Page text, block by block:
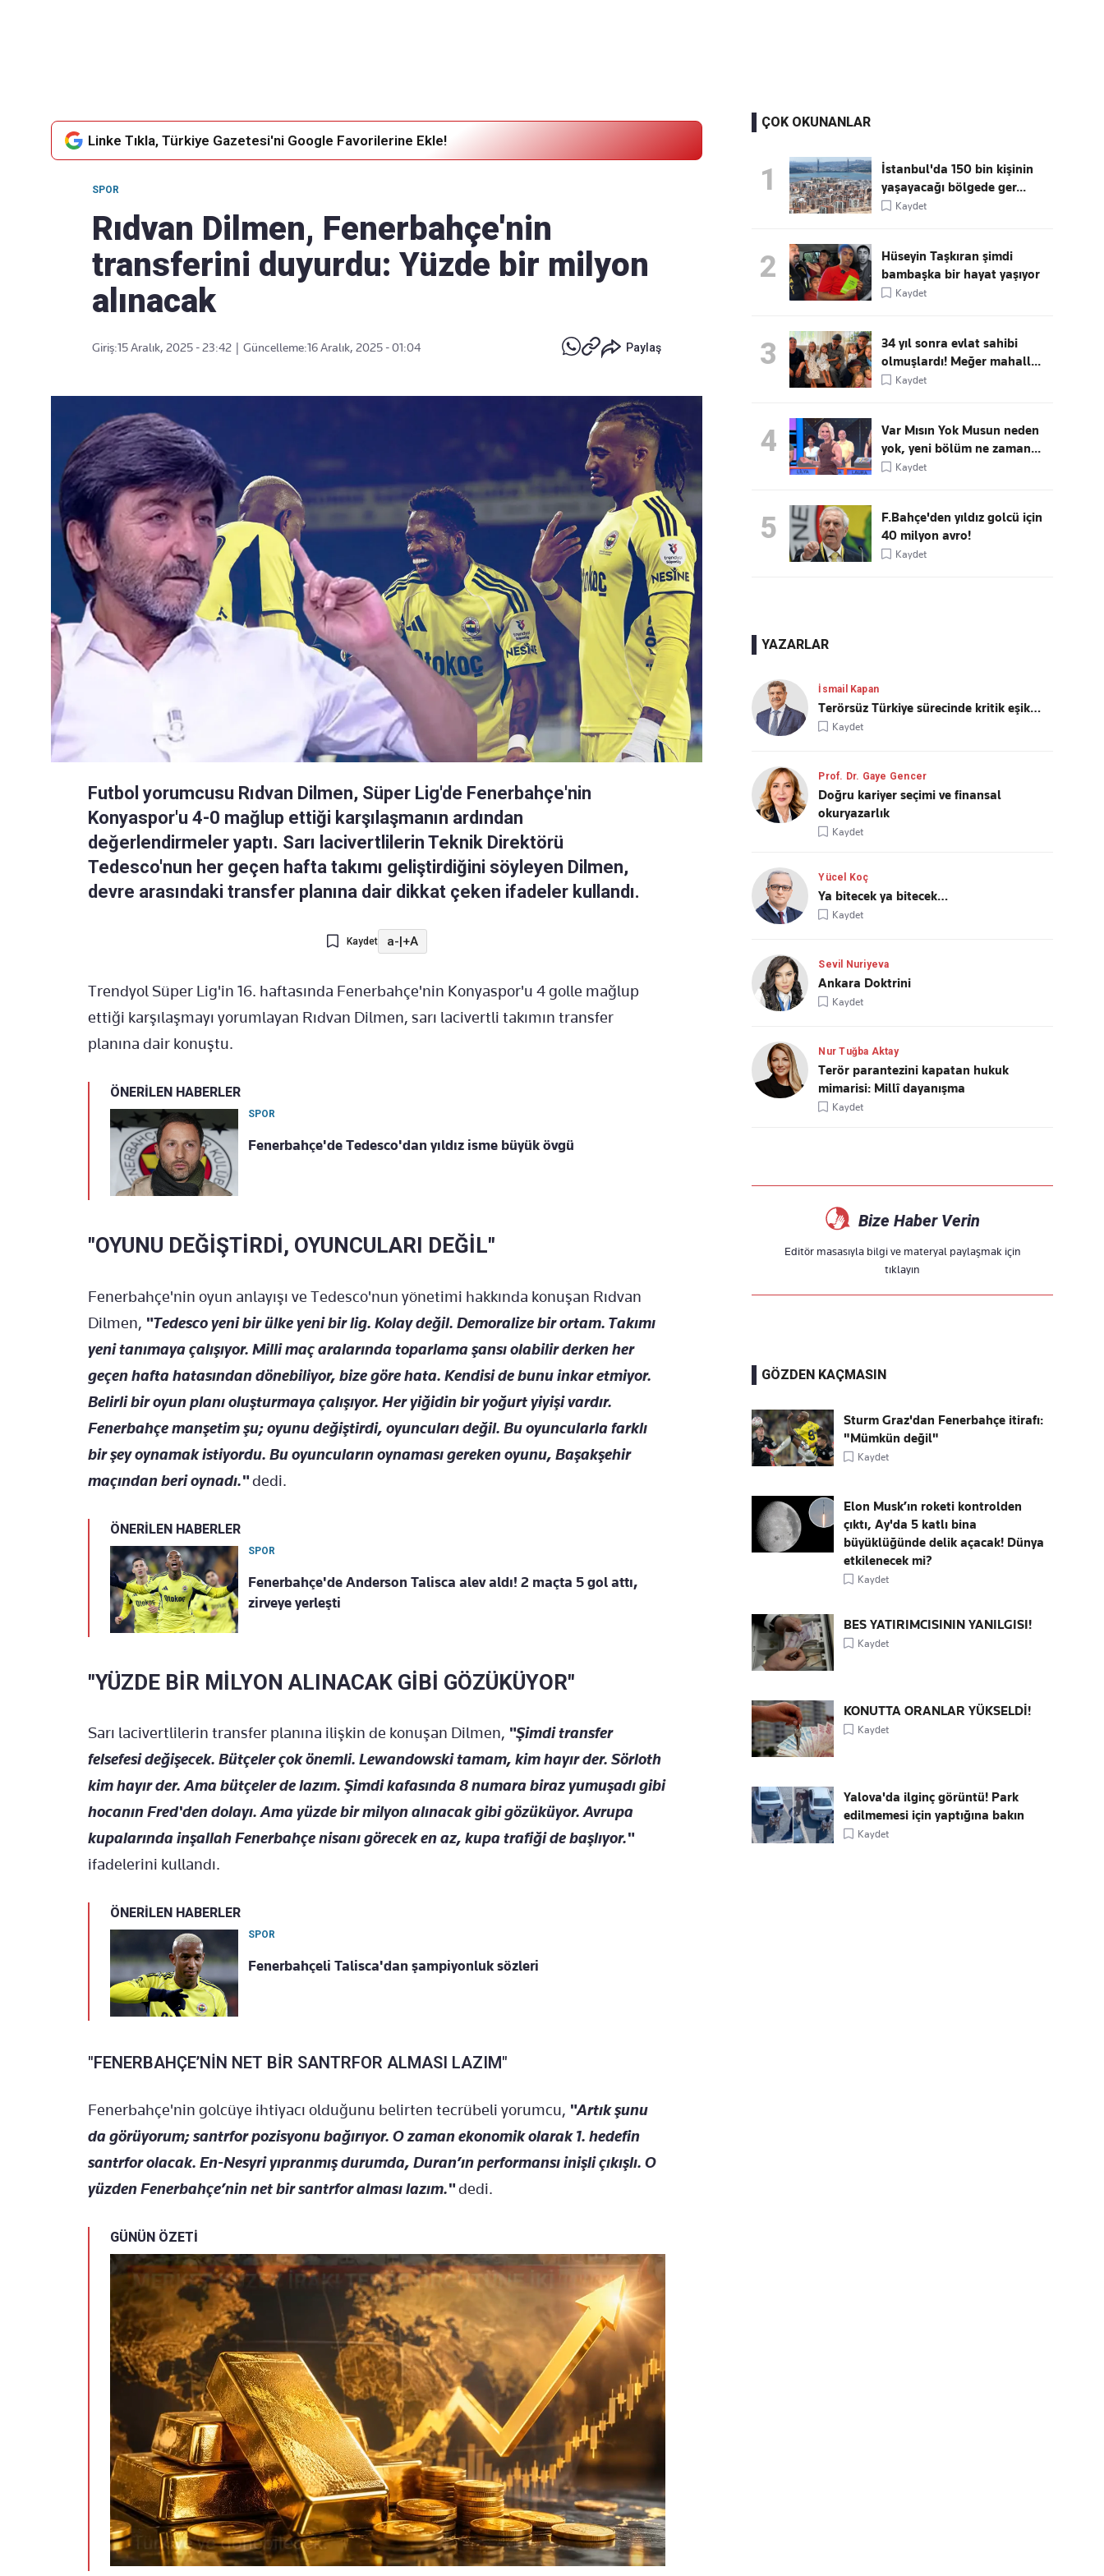
Linke Tıkla, Türkiye Gazetesi'ni Google Favorilerine Ekle!
SPOR
Rıdvan Dilmen, Fenerbahçe'nin
transferini duyurdu: Yüzde bir milyon
alınacak
Giriş:15 Aralık, 2025 - 23:42 Güncelleme:16 Aralık, 2025 - 01:04 Paylaş
Futbol yorumcusu Rıdvan Dilmen, Süper Lig'de Fenerbahçe'nin
Konyaspor'u 4-0 mağlup ettiği karşılaşmanın ardından
değerlendirmeler yaptı. Sarı lacivertlilerin Teknik Direktörü
Tedesco'nun her geçen hafta takımı geliştirdiğini söyleyen Dilmen,
devre arasındaki transfer planına dair dikkat çeken ifadeler kullandı.
Kaydet a-|+A
Trendyol Süper Lig'in 16. haftasında Fenerbahçe'nin Konyaspor'u 4 golle mağlup
ettiği karşılaşmayı yorumlayan Rıdvan Dilmen, sarı lacivertli takımın transfer
planına dair konuştu.
ÖNERİLEN HABERLER
SPOR
Fenerbahçe'de Tedesco'dan yıldız isme büyük övgü
"OYUNU DEĞİŞTİRDİ, OYUNCULARI DEĞİL"
Fenerbahçe'nin oyun anlayışı ve Tedesco'nun yönetimi hakkında konuşan Rıdvan
Dilmen, "Tedesco yeni bir ülke yeni bir lig. Kolay değil. Demoralize bir ortam. Takımı
yeni tanımaya çalışıyor. Milli maç aralarında toparlama şansı olabilir derken her
geçen hafta hatasından dönebiliyor, bize göre hata. Kendisi de bunu inkar etmiyor.
Belirli bir oyun planı oluşturmaya çalışıyor. Her yiğidin bir yoğurt yiyişi vardır.
Fenerbahçe manşetim şu; oyunu değiştirdi, oyuncuları değil. Bu oyuncularla farklı
bir şey oynamak istiyordu. Bu oyuncuların oynaması gereken oyunu, Başakşehir
maçından beri oynadı."dedi.
ÖNERİLEN HABERLER
SPOR
Fenerbahçe'de Anderson Talisca alev aldı! 2 maçta 5 gol attı,
zirveye yerleşti
"YÜZDE BİR MİLYON ALINACAK GİBİ GÖZÜKÜYOR"
Sarı lacivertlilerin transfer planına ilişkin de konuşan Dilmen, "Şimdi transfer
felsefesi değişecek. Bütçeler çok önemli. Lewandowski tamam, kim hayır der. Sörloth
kim hayır der. Ama bütçeler de lazım. Şimdi kafasında 8 numara biraz yumuşadı gibi
hocanın Fred'den dolayı. Ama yüzde bir milyon alınacak gibi gözüküyor. Avrupa
kupalarında inşallah Fenerbahçe nisanı görecek en az, kupa trafiği de başlıyor."
ifadelerini kullandı.
ÖNERİLEN HABERLER
SPOR
Fenerbahçeli Talisca'dan şampiyonluk sözleri
"FENERBAHÇE’NİN NET BİR SANTRFOR ALMASI LAZIM"
Fenerbahçe'nin golcüye ihtiyacı olduğunu belirten tecrübeli yorumcu, "Artık şunu
da görüyorum; santrfor pozisyonu bağırıyor. O zaman ekonomik olarak 1. hedefin
santrfor olacak. En-Nesyri yıpranmış durumda, Duran’ın performansı inişli çıkışlı. O
yüzden Fenerbahçe’nin net bir santrfor alması lazım."dedi.
GÜNÜN ÖZETİ
ÇOK OKUNANLAR
1
İstanbul'da 150 bin kişinin
yaşayacağı bölgede ger...
Kaydet
2
Hüseyin Taşkıran şimdi
bambaşka bir hayat yaşıyor
Kaydet
3
34 yıl sonra evlat sahibi
olmuşlardı! Meğer mahall...
Kaydet
4
Var Mısın Yok Musun neden
yok, yeni bölüm ne zaman...
Kaydet
5
F.Bahçe'den yıldız golcü için
40 milyon avro!
Kaydet
YAZARLAR
İsmail Kapan
Terörsüz Türkiye sürecinde kritik eşik…
Kaydet
Prof. Dr. Gaye Gencer
Doğru kariyer seçimi ve finansal
okuryazarlık
Kaydet
Yücel Koç
Ya bitecek ya bitecek…
Kaydet
Sevil Nuriyeva
Ankara Doktrini
Kaydet
Nur Tuğba Aktay
Terör parantezini kapatan hukuk
mimarisi: Millî dayanışma
Kaydet
Bize Haber Verin
Editör masasıyla bilgi ve materyal paylaşmak için
tıklayın
GÖZDEN KAÇMASIN
Sturm Graz'dan Fenerbahçe itirafı:
"Mümkün değil"
Kaydet
Elon Musk’ın roketi kontrolden
çıktı, Ay'da 5 katlı bina
büyüklüğünde delik açacak! Dünya
etkilenecek mi?
Kaydet
BES YATIRIMCISININ YANILGISI!
Kaydet
KONUTTA ORANLAR YÜKSELDİ!
Kaydet
Yalova'da ilginç görüntü! Park
edilmemesi için yaptığına bakın
Kaydet